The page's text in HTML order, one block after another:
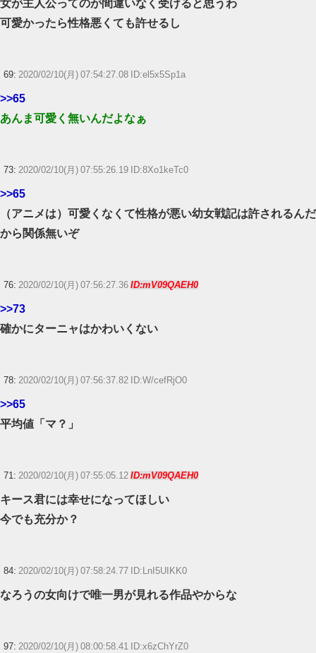
女が主人公ってのが間違いなく受けると思うわ
可愛かったら性格悪くても許せるし
69: 2020/02/10(月) 07:54:27.08 ID:el5x5Sp1a
>>65
あんま可愛く無いんだよなぁ
73: 2020/02/10(月) 07:55:26.19 ID:8Xo1keTc0
>>65
（アニメは）可愛くなくて性格が悪い幼女戦記は許されるんだ
から関係無いぞ
76: 2020/02/10(月) 07:56:27.36 ID:mV09QAEH0
>>73
確かにターニャはかわいくない
78: 2020/02/10(月) 07:56:37.82 ID:W/cefRjO0
>>65
平均値「マ？」
71: 2020/02/10(月) 07:55:05.12 ID:mV09QAEH0
キース君には幸せになってほしい
今でも充分か？
84: 2020/02/10(月) 07:58:24.77 ID:LnI5UIKK0
なろうの女向けで唯一男が見れる作品やからな
97: 2020/02/10(月) 08:00:58.41 ID:x6zChYrZ0